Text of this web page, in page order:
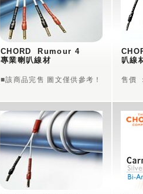
CHORD  Rumour 4
專業喇叭線材
■該商品完售 圖文僅供參考！
叭線
售價